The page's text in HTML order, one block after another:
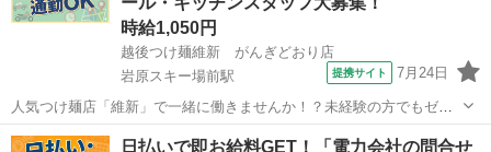
時給1,050円
越後つけ麺維新 がんぎどおり店
岩原スキー場前駅
提携サイト 7月24日
人気つけ麺店「維新」で一緒に働きませんか！？未経験の方でもゼロ
から丁寧に指導しますので心配ありません！ *** ※受動喫煙対策につ
新潟 南魚沼市 岩原スキー場前駅 ホールスタッフ
日払いで即お給料GET！「電力会社の問合せ